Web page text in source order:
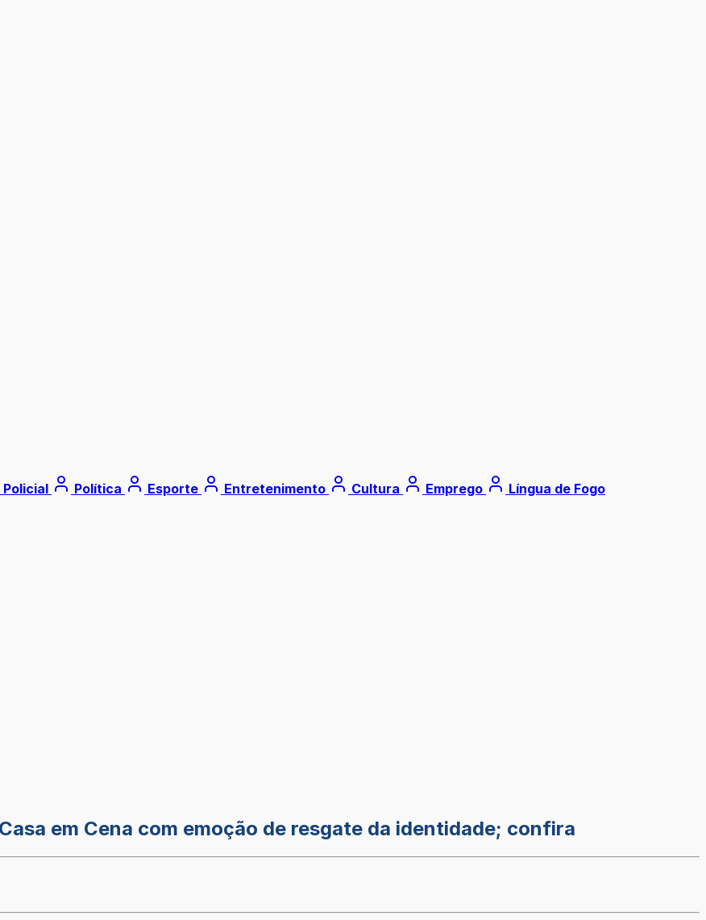
Policial Política Esporte Entretenimento Cultura Emprego Língua de Fogo
em Cena com emoção de resgate da identidade; confira